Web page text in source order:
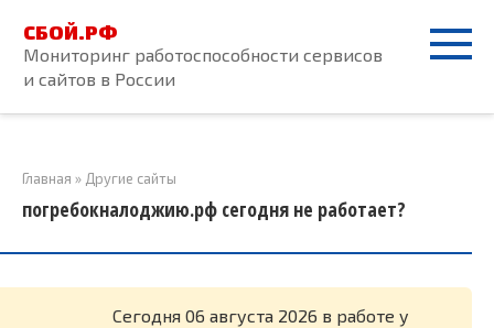
контенту
СБОЙ.РФ
Мониторинг работоспособности сервисов
и сайтов в России
Главная » Другие сайты
погребокналоджию.рф сегодня не работает?
Cегодня 06 августа 2026 в работе у